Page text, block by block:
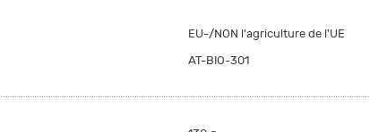
EU-/NON l'agriculture de l'UE
AT-BIO-301